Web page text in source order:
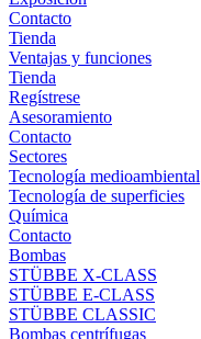
Contacto
Tienda
Ventajas y funciones
Tienda
Regístrese
Asesoramiento
Contacto
Sectores
Tecnología medioambiental
Tecnología de superficies
Química
Contacto
Bombas
STÜBBE X-CLASS
STÜBBE E-CLASS
STÜBBE CLASSIC
Bombas centrífugas